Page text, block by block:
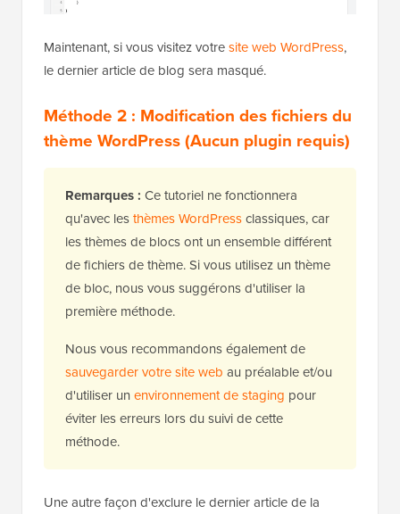
Maintenant, si vous visitez votresite web WordPress
Méthode 2 : Modification des fichiers du
thème WordPress (Aucun plugin requis)
Remarques :Ce tutoriel ne fonctionnera
qu'avec lesthèmes WordPressclassiques, car
les thèmes de blocs ont un ensemble différent
de fichiers de thème. Si vous utilisez un thème
de bloc, nous vous suggérons d'utiliser la
Nous vous recommandons également de
sauvegarder votre site webau préalable et/ou
d'utiliser unenvironnement de staging
éviter les erreurs lors du suivi de cette